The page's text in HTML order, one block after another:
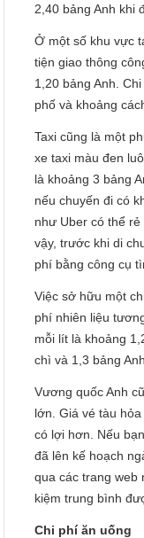
2,40 bảng Anh khi
Ở một số khu vực
tiện giao thông
1,20 bảng Anh.
phố và khoảng
Taxi cũng là một
xe taxi màu đen
là khoảng 3 bảng
nếu chuyến đi có
như Uber có thể
vậy, trước khi di
phí bằng công cụ
Việc sở hữu một
phí nhiên liệu
mỗi lít là khoảng
chì và 1,3 bảng
Vương quốc Anh
lớn. Giá vé tàu
có lợi hơn. Nếu
đã lên kế hoạch
qua các trang
kiệm trung bình
Chi phí ăn uống